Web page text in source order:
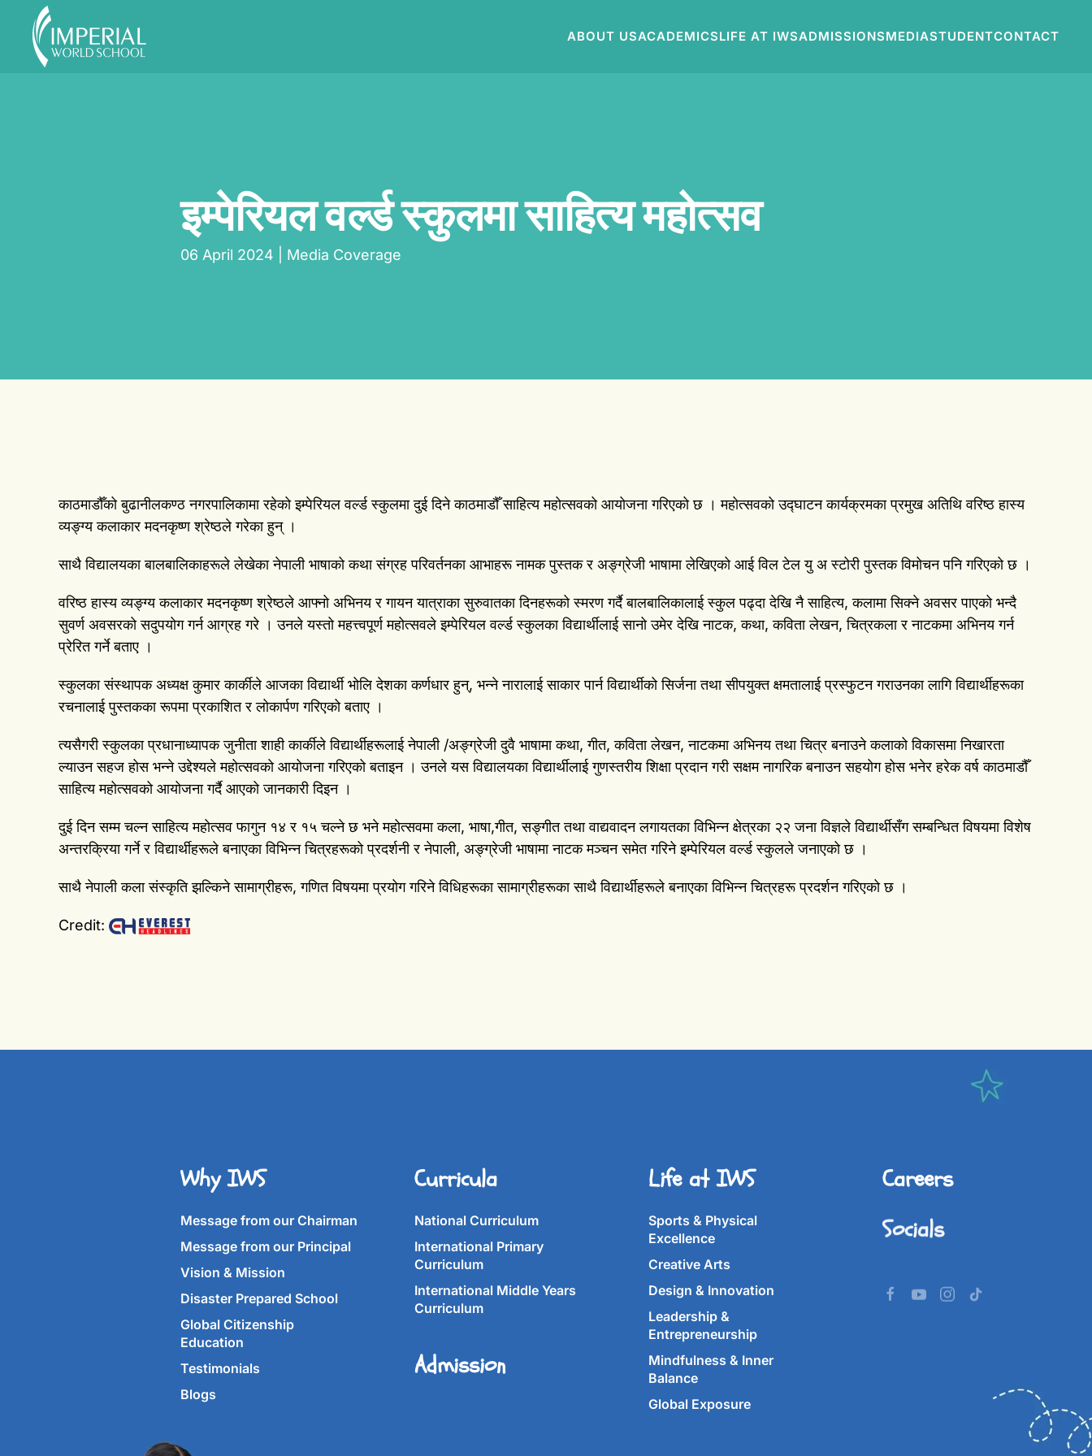
Skip to main content ABOUT USACADEMICSLIFE AT IWSADMISSIONSMEDIASTUDENTCONTACT
इम्पेरियल वर्ल्ड स्कुलमा साहित्य महोत्सव
06 April 2024 Media Coverage
काठमाडौँको बुढानीलकण्ठ नगरपालिकामा रहेको इम्पेरियल वर्ल्ड स्कुलमा दुई दिने काठमाडौँ साहित्य महोत्सवको आयोजना गरिएको छ । महोत्सवको उद्घाटन कार्यक्रमका प्रमुख अतिथि वरिष्ठ हास्य
व्यङ्ग्य कलाकार मदनकृष्ण श्रेष्ठले गरेका हुन् ।
साथै विद्यालयका बालबालिकाहरूले लेखेका नेपाली भाषाको कथा संग्रह परिवर्तनका आभाहरू नामक पुस्तक र अङ्ग्रेजी भाषामा लेखिएको आई विल टेल यु अ स्टोरी पुस्तक विमोचन पनि गरिएको छ ।
वरिष्ठ हास्य व्यङ्ग्य कलाकार मदनकृष्ण श्रेष्ठले आफ्नो अभिनय र गायन यात्राका सुरुवातका दिनहरूको स्मरण गर्दै बालबालिकालाई स्कुल पढ्दा देखि नै साहित्य, कलामा सिक्ने अवसर पाएको भन्दै
सुवर्ण अवसरको सदुपयोग गर्न आग्रह गरे । उनले यस्तो महत्त्वपूर्ण महोत्सवले इम्पेरियल वर्ल्ड स्कुलका विद्यार्थीलाई सानो उमेर देखि नाटक, कथा, कविता लेखन, चित्रकला र नाटकमा अभिनय गर्न
प्रेरित गर्ने बताए ।
स्कुलका संस्थापक अध्यक्ष कुमार कार्कीले आजका विद्यार्थी भोलि देशका कर्णधार हुन्, भन्ने नारालाई साकार पार्न विद्यार्थीको सिर्जना तथा सीपयुक्त क्षमतालाई प्रस्फुटन गराउनका लागि विद्यार्थीहरूका
रचनालाई पुस्तकका रूपमा प्रकाशित र लोकार्पण गरिएको बताए ।
त्यसैगरी स्कुलका प्रधानाध्यापक जुनीता शाही कार्कीले विद्यार्थीहरूलाई नेपाली /अङ्ग्रेजी दुवै भाषामा कथा, गीत, कविता लेखन, नाटकमा अभिनय तथा चित्र बनाउने कलाको विकासमा निखारता
ल्याउन सहज होस भन्ने उद्देश्यले महोत्सवको आयोजना गरिएको बताइन । उनले यस विद्यालयका विद्यार्थीलाई गुणस्तरीय शिक्षा प्रदान गरी सक्षम नागरिक बनाउन सहयोग होस भनेर हरेक वर्ष काठमाडौँ
साहित्य महोत्सवको आयोजना गर्दै आएको जानकारी दिइन ।
दुई दिन सम्म चल्न साहित्य महोत्सव फागुन १४ र १५ चल्ने छ भने महोत्सवमा कला, भाषा,गीत, सङ्गीत तथा वाद्यवादन लगायतका विभिन्न क्षेत्रका २२ जना विज्ञले विद्यार्थीसँग सम्बन्धित विषयमा विशेष
अन्तरक्रिया गर्ने र विद्यार्थीहरूले बनाएका विभिन्न चित्रहरूको प्रदर्शनी र नेपाली, अङ्ग्रेजी भाषामा नाटक मञ्चन समेत गरिने इम्पेरियल वर्ल्ड स्कुलले जनाएको छ ।
साथै नेपाली कला संस्कृति झल्किने सामाग्रीहरू, गणित विषयमा प्रयोग गरिने विधिहरूका सामाग्रीहरूका साथै विद्यार्थीहरूले बनाएका विभिन्न चित्रहरू प्रदर्शन गरिएको छ ।
Credit:
Why IWS
Message from our Chairman
Message from our Principal
Vision & Mission
Disaster Prepared School
Global Citizenship
Education
Testimonials
Blogs
Curricula
National Curriculum
International Primary
Curriculum
International Middle Years
Curriculum
Admission
Life at IWS
Sports & Physical
Excellence
Creative Arts
Design & Innovation
Leadership &
Entrepreneurship
Mindfulness & Inner
Balance
Global Exposure
Careers
Socials